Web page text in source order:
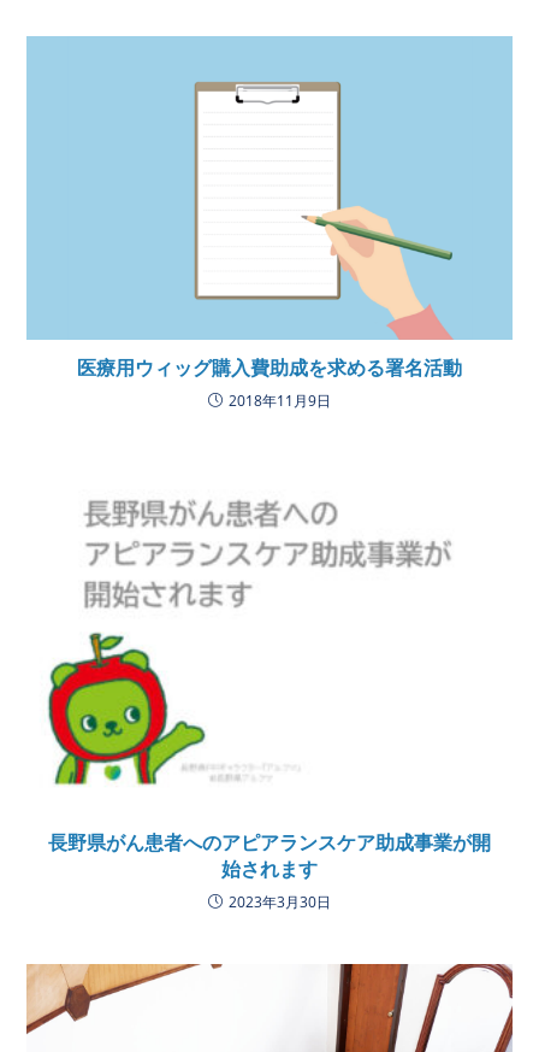
医療用ウィッグ購入費助成を求める署名活動
2018年11月9日
長野県がん患者へのアピアランスケア助成事業が開
始されます
2023年3月30日